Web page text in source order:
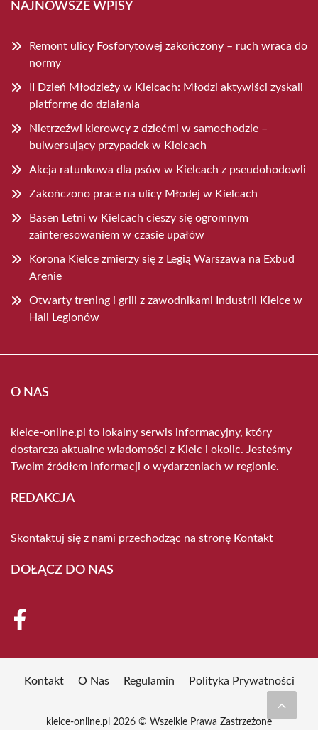
NAJNOWSZE WPISY
Remont ulicy Fosforytowej zakończony – ruch wraca do
normy
II Dzień Młodzieży w Kielcach: Młodzi aktywiści zyskali
platformę do działania
Nietrzeźwi kierowcy z dziećmi w samochodzie –
bulwersujący przypadek w Kielcach
Akcja ratunkowa dla psów w Kielcach z pseudohodowli
Zakończono prace na ulicy Młodej w Kielcach
Basen Letni w Kielcach cieszy się ogromnym
zainteresowaniem w czasie upałów
Korona Kielce zmierzy się z Legią Warszawa na Exbud
Arenie
Otwarty trening i grill z zawodnikami Industrii Kielce w
Hali Legionów
O NAS
kielce-online.pl to lokalny serwis informacyjny, który
dostarcza aktualne wiadomości z Kielc i okolic. Jesteśmy
Twoim źródłem informacji o wydarzeniach w regionie.
REDAKCJA
Skontaktuj się z nami przechodząc na stronę Kontakt
DOŁĄCZ DO NAS
Kontakt O Nas Regulamin Polityka Prywatności
kielce-online.pl 2026 © Wszelkie Prawa Zastrzeżone